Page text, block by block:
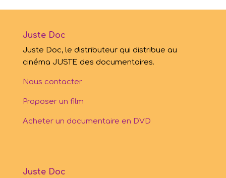
Juste Doc
Juste Doc, le distributeur qui distribue au
cinéma JUSTE des documentaires.
Nous contacter
Proposer un film
Acheter un documentaire en DVD
Juste Doc